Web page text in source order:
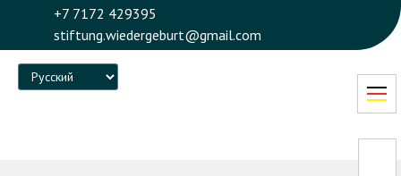
+7 7172 429395
stiftung.wiedergeburt@gmail.com
Language